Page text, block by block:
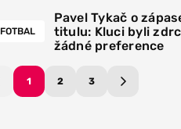
FOTBAL
Pavel Tykač o
titulu: Kluci byli
žádné preference
1 2 3